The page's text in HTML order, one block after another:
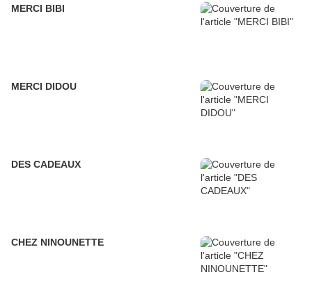
MERCI BIBI
MERCI DIDOU
DES CADEAUX
CHEZ NINOUNETTE